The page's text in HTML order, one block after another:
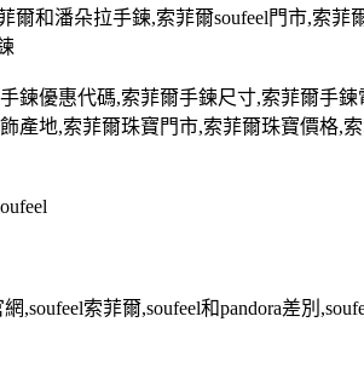
爾和潘朵拉手鍊,索菲爾soufeel門市,索菲
鍊優惠代碼,索菲爾手鍊尺寸,索菲爾手鍊
產地,索菲爾珠寶門市,索菲爾珠寶價格,
,soufeel索菲爾,soufeel和pandora差別